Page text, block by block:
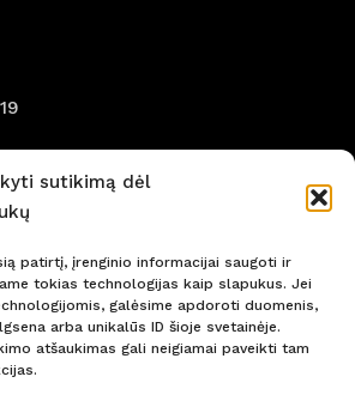
sutikimą dėl
patirtį, įrenginio informacijai saugoti ir
tokias technologijas kaip slapukus. Jei
galėsime apdoroti duomenis,
arba unikalūs ID šioje svetainėje.
atšaukimas gali neigiamai paveikti tam
naujienų! Būkite pirmi!